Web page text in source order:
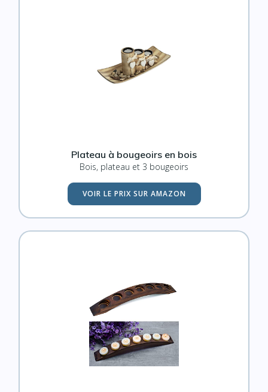
Plateau à bougeoirs en bois
Bois, plateau et 3 bougeoirs
VOIR LE PRIX SUR AMAZON